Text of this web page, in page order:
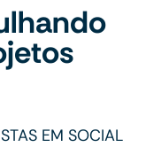
EM SOCIAL